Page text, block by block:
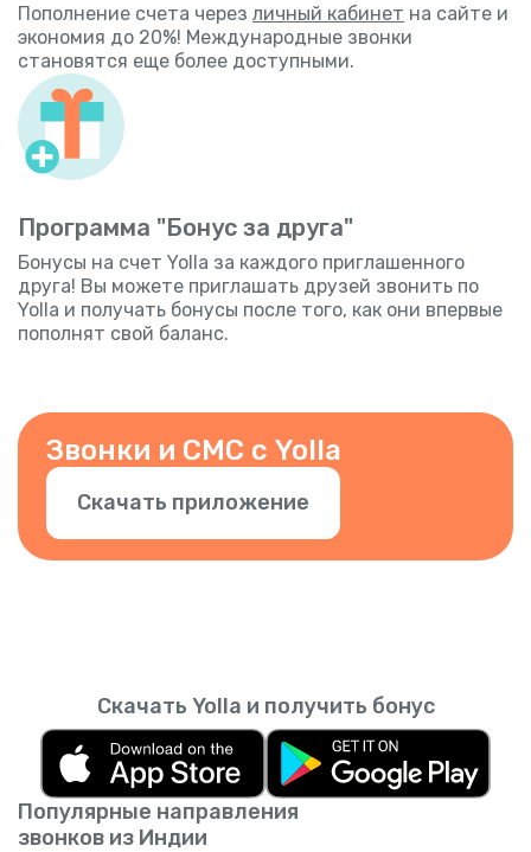
Пополнение счета через личный кабинет на сайте и
экономия до 20%! Международные звонки
становятся еще более доступными.
Программа "Бонус за друга"
Бонусы на счет Yolla за каждого приглашенного
друга! Вы можете приглашать друзей звонить по
Yolla и получать бонусы после того, как они впервые
пополнят свой баланс.
Звонки и СМС с Yolla
Скачать приложение
Популярные направления
звонков из Индии
Скачать Yolla и получить бонус